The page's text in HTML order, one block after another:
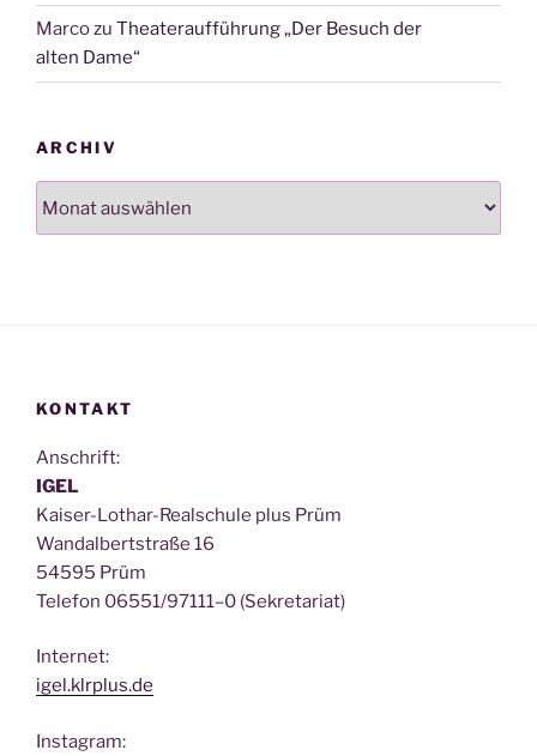
Marcozu Theateraufführung „Der Besuch der
alten Dame“
ARCHIV
KONTAKT
Anschrift:
IGEL
Kai­ser-Lothar-Real­schu­le plus Prüm
Wan­dal­bert­stra­ße 16
54595 Prüm
Tele­fon 06551/97111–0 (Sekre­ta­ri­at)
Inter­net:
igel.klrplus.de
Insta­gram: